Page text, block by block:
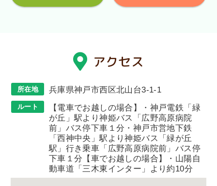
アクセス
所在地 兵庫県神戸市西区北山台3-1-1
ルート
【電車でお越しの場合】・神戸電鉄「緑
が丘」駅より神姫バス「広野高原病院
前」バス停下車１分・神戸市営地下鉄
「西神中央」駅より神姫バス「緑が丘
駅」行き乗車「広野高原病院前」バス停
下車１分【車でお越しの場合】・山陽自
動車道「三木東インター」より約10分